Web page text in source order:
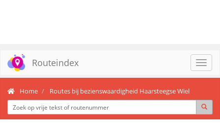
Routeindex
Home Routes bij bezienswaardigheid Haarsteegse Wiel